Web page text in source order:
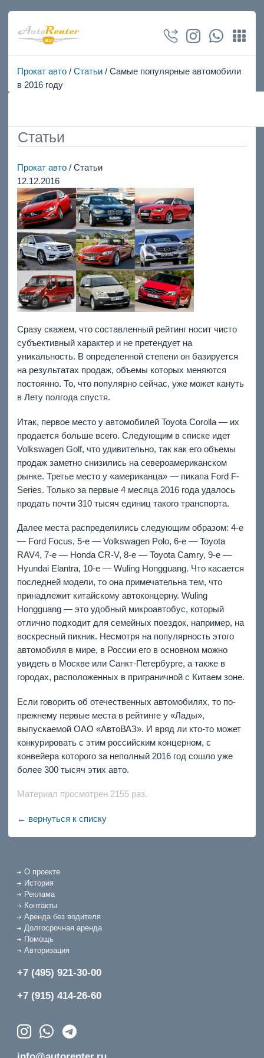
Прокат авто/ Статьи/ Самые популярные автомобили
в 2016 году
Статьи
Прокат авто/ Статьи
12.12.2016
Сразу скажем, что составленный рейтинг носит чисто
субъективный характер и не претендует на
уникальность. В определенной степени он базируется
на результатах продаж, объемы которых меняются
постоянно. То, что популярно сейчас, уже может кануть
в Лету полгода спустя.
Итак, первое место у автомобилей Toyota Corolla — их
продается больше всего. Следующим в списке идет
Volkswagen Golf, что удивительно, так как его объемы
продаж заметно снизились на североамериканском
рынке. Третье место у «американца» — пикапа Ford F-
Series. Только за первые 4 месяца 2016 года удалось
продать почти 310 тысяч единиц такого транспорта.
Далее места распределились следующим образом: 4-е
— Ford Focus, 5-е — Volkswagen Polo, 6-е — Toyota
RAV4, 7-е — Honda CR-V, 8-е — Toyota Camry, 9-е —
Hyundai Elantra, 10-е — Wuling Hongguang. Что касается
последней модели, то она примечательна тем, что
принадлежит китайскому автоконцерну. Wuling
Hongguang — это удобный микроавтобус, который
отлично подходит для семейных поездок, например, на
воскресный пикник. Несмотря на популярность этого
автомобиля в мире, в России его в основном можно
увидеть в Москве или Санкт-Петербурге, а также в
городах, расположенных в приграничной с Китаем зоне.
Если говорить об отечественных автомобилях, то по-
прежнему первые места в рейтинге у «Лады»,
выпускаемой ОАО «АвтоВАЗ». И вряд ли кто-томожет
конкурировать с этим российским концерном, с
конвейера которого за неполный 2016 год сошло уже
более 300 тысяч этих авто.
Материал просмотрен 2155 раз.
← вернуться к списку
О проекте
История
Реклама
Контакты
Аренда без водителя
Долгосрочная аренда
Помощь
Авторизация
+7 (495) 921-30-00
+7 (915) 414-26-60